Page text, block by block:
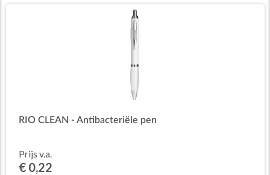
RIO CLEAN - Antibacteriële pen
Prijs v.a.
€ 0,22